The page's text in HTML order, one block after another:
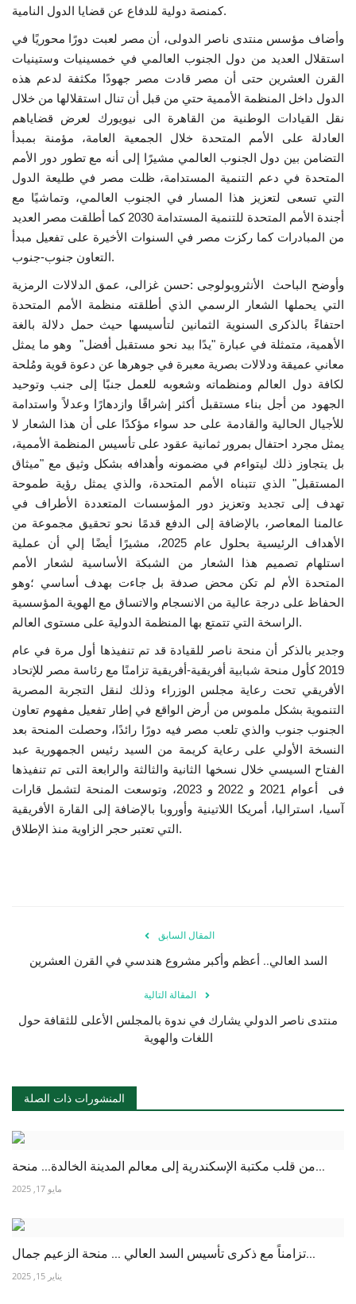
Gallery
لغة
English Swahili español
French Arabic
كمنصة دولية للدفاع عن قضايا الدول النامية.
وأضاف مؤسس منتدى ناصر الدولى، أن مصر لعبت دورًا محوريًا في
استقلال العديد من دول الجنوب العالمي في خمسينيات وستينيات
القرن العشرين حتى أن مصر قادت مصر جهودًا مكثفة لدعم هذه
الدول داخل المنظمة الأممية حتي من قبل أن تنال استقلالها من خلال
نقل القيادات الوطنية من القاهرة الى نيويورك لعرض قضاياهم
العادلة على الأمم المتحدة خلال الجمعية العامة، مؤمنة بمبدأ
التضامن بين دول الجنوب العالمي مشيرًا إلى أنه مع تطور دور الأمم
المتحدة في دعم التنمية المستدامة، ظلت مصر في طليعة الدول
التي تسعى لتعزيز هذا المسار في الجنوب العالمي، وتماشيًا مع
أجندة الأمم المتحدة للتنمية المستدامة 2030 كما أطلقت مصر العديد
من المبادرات كما ركزت مصر في السنوات الأخيرة على تفعيل مبدأ
التعاون جنوب-جنوب.
وأوضح الباحث الأنثروبولوجى :حسن غزالى، عمق الدلالات الرمزية
التي يحملها الشعار الرسمي الذي أطلقته منظمة الأمم المتحدة
احتفاءً بالذكرى السنوية الثمانين لتأسيسها حيث حمل دلالة بالغة
الأهمية، متمثلة في عبارة "يدًا بيد نحو مستقبل أفضل" وهو ما يمثل
معاني عميقة ودلالات بصرية معبرة في جوهرها عن دعوة قوية ومُلحة
لكافة دول العالم ومنظماته وشعوبه للعمل جنبًا إلى جنب وتوحيد
الجهود من أجل بناء مستقبل أكثر إشراقًا وازدهارًا وعدلاً واستدامة
للأجيال الحالية والقادمة على حد سواء مؤكدًا على أن هذا الشعار لا
يمثل مجرد احتفال بمرور ثمانية عقود على تأسيس المنظمة الأممية،
بل يتجاوز ذلك ليتواءم في مضمونه وأهدافه بشكل وثيق مع "ميثاق
المستقبل" الذي تتبناه الأمم المتحدة، والذي يمثل رؤية طموحة
تهدف إلى تجديد وتعزيز دور المؤسسات المتعددة الأطراف في
عالمنا المعاصر، بالإضافة إلى الدفع قدمًا نحو تحقيق مجموعة من
الأهداف الرئيسية بحلول عام 2025، مشيرًا أيضًا إلي أن عملية
استلهام تصميم هذا الشعار من الشبكة الأساسية لشعار الأمم
المتحدة الأم لم تكن محض صدفة بل جاءت بهدف أساسي ؛وهو
الحفاظ على درجة عالية من الانسجام والاتساق مع الهوية المؤسسية
الراسخة التي تتمتع بها المنظمة الدولية على مستوى العالم.
وجدير بالذكر أن منحة ناصر للقيادة قد تم تنفيذها أول مرة في عام
2019 كأول منحة شبابية أفريقية-أفريقية تزامنًا مع رئاسة مصر للإتحاد
الأفريقي تحت رعاية مجلس الوزراء وذلك لنقل التجربة المصرية
التنموية بشكل ملموس من أرض الواقع في إطار تفعيل مفهوم تعاون
الجنوب جنوب والذي تلعب مصر فيه دورًا رائدًا، وحصلت المنحة بعد
النسخة الأولي على رعاية كريمة من السيد رئيس الجمهورية عبد
الفتاح السيسي خلال نسخها الثانية والثالثة والرابعة التى تم تنفيذها
فى أعوام 2021 و 2022 و 2023، وتوسعت المنحة لتشمل قارات
آسيا، استراليا، أمريكا اللاتينية وأوروبا بالإضافة إلى القارة الأفريقية
التي تعتبر حجر الزاوية منذ الإطلاق.
المقال السابق
السد العالي.. أعظم وأكبر مشروع هندسي في القرن العشرين
المقالة التالية
منتدى ناصر الدولي يشارك في ندوة بالمجلس الأعلى للثقافة حول
اللغات والهوية
المنشورات ذات الصلة
من قلب مكتبة الإسكندرية إلى معالم المدينة الخالدة... منحة...
مايو 17, 2025
تزامناً مع ذكرى تأسيس السد العالي ... منحة الزعيم جمال...
يناير 15, 2025